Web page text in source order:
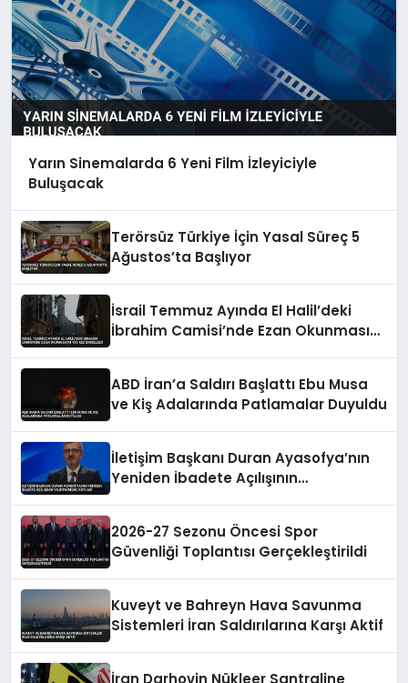
Yarın Sinemalarda 6 Yeni Film İzleyiciyle
Buluşacak
Terörsüz Türkiye İçin Yasal Süreç 5
Ağustos’ta Başlıyor
İsrail Temmuz Ayında El Halil’deki
İbrahim Camisi’nde Ezan Okunmasını
ABD İran’a Saldırı Başlattı Ebu Musa
ve Kiş Adalarında Patlamalar Duyuldu
İletişim Başkanı Duran Ayasofya’nın
Yeniden İbadete Açılışının
2026-27 Sezonu Öncesi Spor
Güvenliği Toplantısı Gerçekleştirildi
Kuveyt ve Bahreyn Hava Savunma
Sistemleri İran Saldırılarına Karşı Aktif